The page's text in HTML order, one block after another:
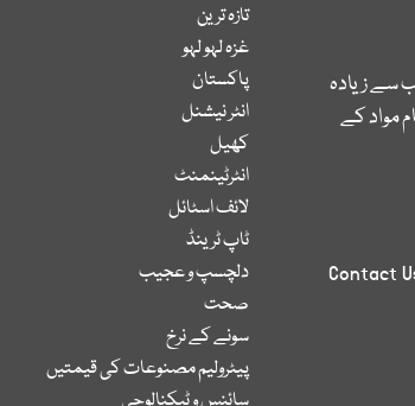
سے زیادہ
مواد کے
Contact
تازہ ترین
غزہ لہو لہو
پاکستان
انٹر نیشنل
کھیل
انٹرٹینمنٹ
لائف اسٹائل
ٹاپ ٹرینڈ
دلچسپ و عجیب
صحت
سونے کے نرخ
پیٹرولیم مصنوعات کی قیمتیں